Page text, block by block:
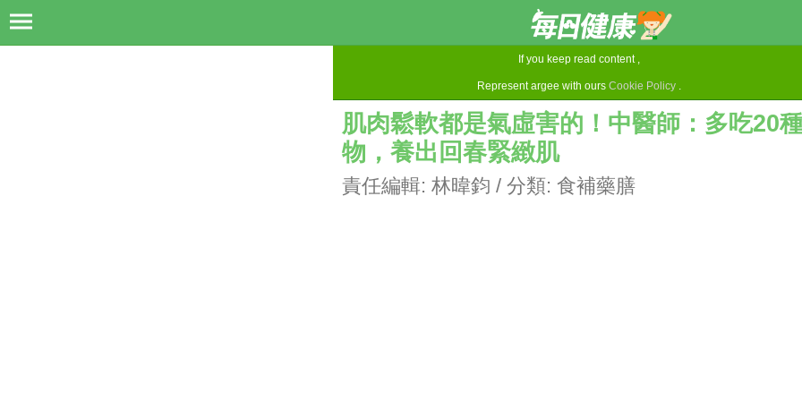
If you keep read content ,
Represent argee with ours Cookie Policy .
肌肉鬆軟都是氣虛害的！中醫師：多吃20
物，養出回春緊緻肌
責任編輯: 林暐鈞 / 分類: 食補藥膳